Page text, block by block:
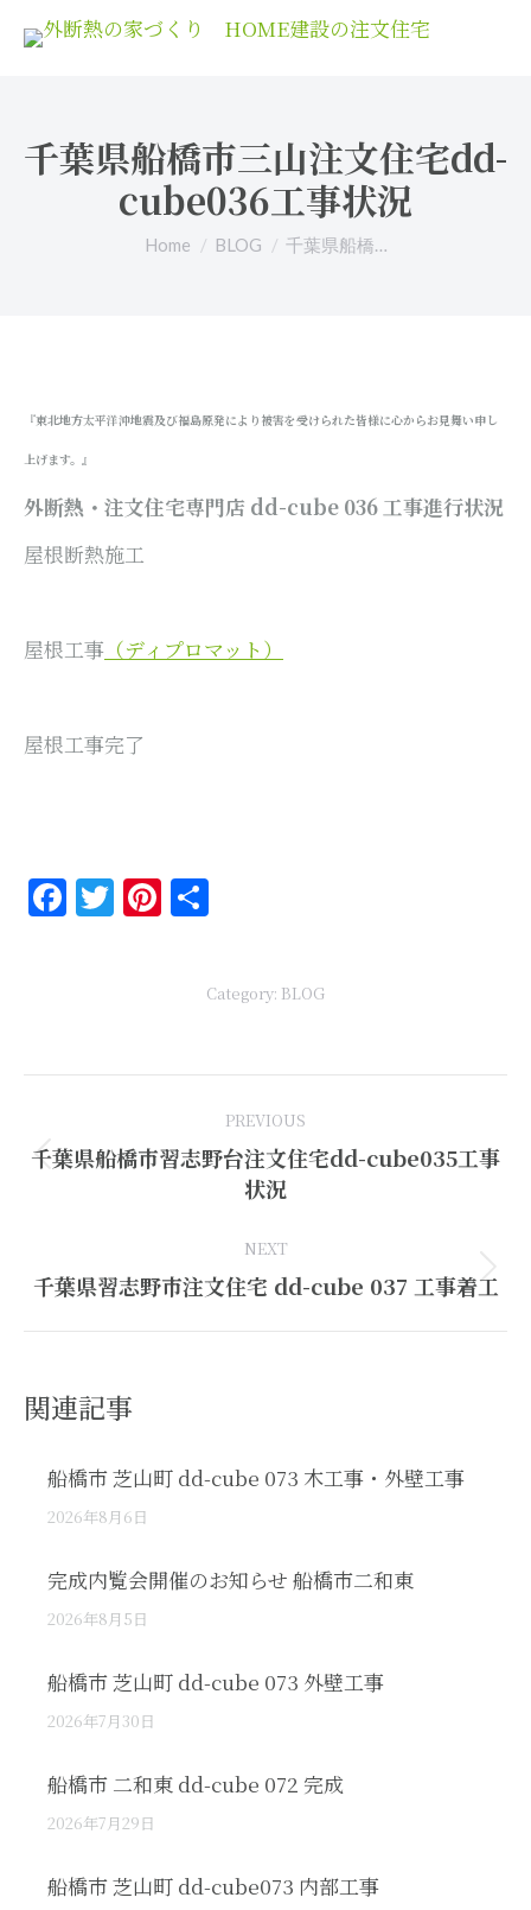
千葉県船橋市三山注文住宅dd-
cube036工事状況
You are here:
Home BLOG 千葉県船橋…
『東北地方太平洋沖地震及び福島原発により被害を受けられた皆様に心からお見舞い申し
上げます。』
外断熱・注文住宅専門店 dd-cube 036工事進行状況
屋根断熱施工
屋根工事 （ディプロマット）
屋根工事完了
Facebook
Twitter
Pinterest
Category: BLOG
PREVIOUS
Previous
post:
千葉県船橋市習志野台注文住宅dd-cube035工事
状況
NEXT
Next
千葉県習志野市注文住宅 dd-cube 037 工事着工
関連記事
船橋市 芝山町 dd-cube 073 木工事・外壁工事
2026年8月6日
完成内覧会開催のお知らせ 船橋市二和東
2026年8月5日
船橋市 芝山町 dd-cube 073 外壁工事
2026年7月30日
船橋市 二和東 dd-cube 072 完成
2026年7月29日
船橋市 芝山町 dd-cube073 内部工事